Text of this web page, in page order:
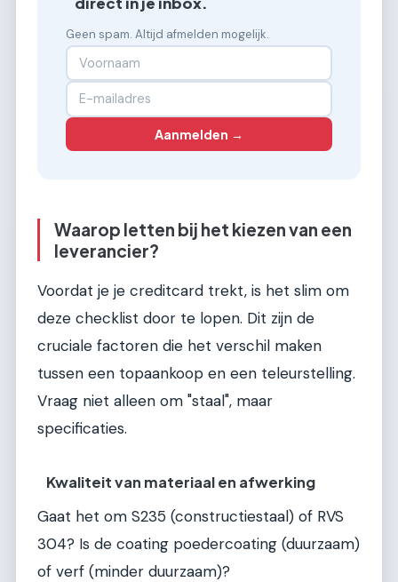
Geen spam. Altijd afmelden mogelijk.
Aanmelden →
Waarop letten bij het kiezen van een
leverancier?
Voordat je je creditcard trekt, is het slim om
deze checklist door te lopen. Dit zijn de
cruciale factoren die het verschil maken
tussen een topaankoop en een teleurstelling.
Vraag niet alleen om "staal", maar
specificaties.
Kwaliteit van materiaal en afwerking
Gaat het om S235 (constructiestaal) of RVS
304? Is de coating poedercoating (duurzaam)
of verf (minder duurzaam)?